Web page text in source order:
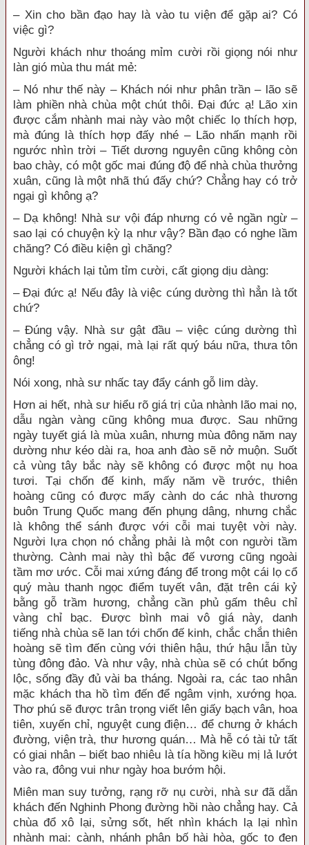
– Xin cho bần đạo hay là vàotu việnđể gặp ai? Có
việc gì?
Người khách như thoáng mỉm cười rồi giọng nói như
làn gió mùa thu mát mẻ:
– Nó như thế này – Khách nói như phân trần – lão sẽ
làm phiền nhà chùa một chút thôi.Đại đức ạ! Lão xin
được cắm nhành mai này vào một chiếc lọ thích hợp,
mà đúng là thích hợp đấy nhé – Lão nhấn mạnh rồi
ngước nhìn trời – Tiết dương nguyên cũng không còn
bao chày, có một gốc mai đúng độ để nhà chùa thưởng
xuân, cũng là một nhã thú đấy chứ? Chẳng hay có trở
ngại gì không ạ?
– Dạ không! Nhà sư vội đáp nhưng có vẻ ngần ngừ –
sao lại có chuyện kỳ lạ như vậy? Bần đạo có nghe lầm
chăng? Có điều kiện gì chăng?
Người khách lại tủm tỉm cười, cất giọng dịu dàng:
–Đại đức ạ! Nếu đây là việc cúng dường thì hẳn là tốt
chứ?
– Đúng vậy. Nhà sư gật đầu– việc cúng dườngthì
chẳng có gì trở ngại, mà lại rất quý báu nữa, thưa tôn
ông!
Nói xong, nhà sư nhấc tay đẩy cánh gỗ lim dày.
Hơn ai hết, nhà sư hiểu rõ giá trị của nhành lão mai nọ,
dẫu ngàn vàng cũng không mua được. Sau những
ngày tuyết giá là mùa xuân, nhưng mùa đôngnăm nay
dường như kéo dài ra, hoa anh đào sẽ nở muộn. Suốt
cả vùng tây bắc này sẽ không có được một nụ hoa
tươi. Tại chốn đế kinh, mấy năm về trước, thiên
hoàng cũng có được mấy cành do các nhà thương
buônTrung Quốc mang đếnphụng dâng, nhưng chắc
là không thể sánh được với cỗi mai tuyệt vời này.
Người lựa chọn nó chẳng phải là một con người tầm
thường. Cành mai này thì bậc đế vương cũng ngoài
tầm mơ ước. Cỗi mai xứng đáng để trong một cái lọ cổ
quý màu thanh ngọc điểm tuyết vân, đặt trên cái kỷ
bằnggỗ trầm hương, chẳng cần phủ gấm thêu chỉ
vàng chỉ bạc. Được bình maivô giánày,danh
tiếng nhà chùa sẽ lan tới chốn đế kinh, chắc chắn thiên
hoàng sẽ tìm đến cùng với thiên hậu, thứ hậu lẫntùy
tùng đông đảo. Và như vậy, nhà chùa sẽ có chút bổng
lộc,sống đầy đủvài ba tháng. Ngoài ra, các tao nhân
mặc kháchtha hồ tìm đến để ngâm vịnh,xướng họa.
Thơ phú sẽ được trân trọng viết lên giấy bạch vân, hoa
tiên, xuyến chỉ, nguyệt cungđiện… để chưng ở khách
đường, viện trà, thư hương quán… Mà hễ có tài tử tất
có giai nhân – biết bao nhiêu là tía hồng kiều mị lả lướt
vào ra, đông vui như ngày hoa bướm hội.
Miên man suy tưởng, rạng rỡ nụ cười, nhà sưđã dẫn
khách đến Nghinh Phong đường hồi nàochẳng hay. Cả
chùa đổ xô lại, sửng sốt, hết nhìn khách lạ lại nhìn
nhành mai: cành, nhánh phân bố hài hòa, gốc to đen